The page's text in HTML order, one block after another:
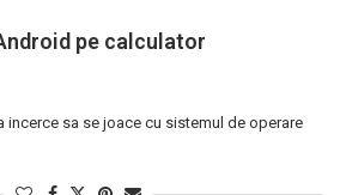
pe calculator
incerce sa se joace cu sistemul de operare